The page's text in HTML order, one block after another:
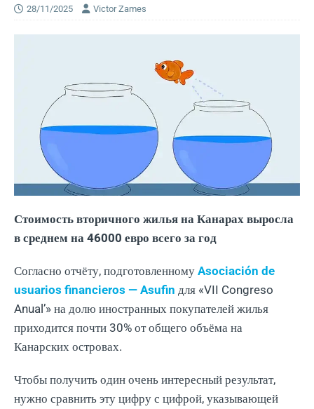
28/11/2025 Victor Zames
Стоимость вторичного жилья на Канарах выросла
в среднем на 46000 евро всего за год
Согласно отчёту, подготовленному Asociación de
usuarios financieros — Asufin для «VII Congreso
Anual’» на долю иностранных покупателей жилья
приходится почти 30% от общего объёма на
Канарских островах.
Чтобы получить один очень интересный результат,
нужно сравнить эту цифру с цифрой, указывающей